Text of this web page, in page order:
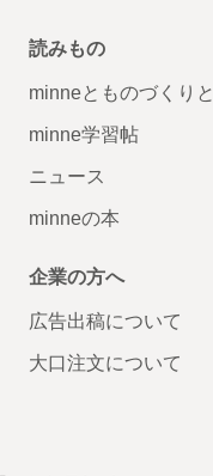
読みもの
minneとものづくりと
minne学習帖
ニュース
minneの本
企業の方へ
広告出稿について
大口注文について